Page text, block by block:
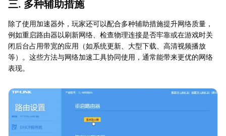
三. 多种辅助措施
除了使用加速器外，玩家还可以配合多种辅助措施提升网络质量，
例如重启路由器以刷新网络、检查物理连接是否牢靠或在游戏时关
闭后台占用带宽的应用（如系统更新、大型下载、高清视频播放
等）。这些方法与网络加速工具协同使用，通常能带来更优的网络
表现。